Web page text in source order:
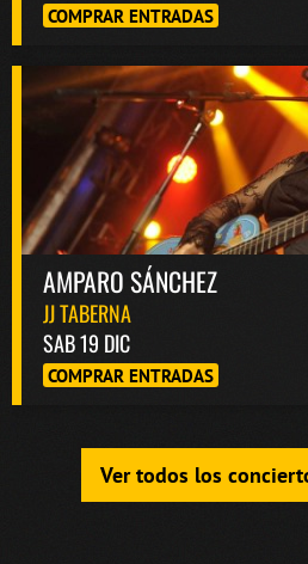
COMPRAR ENTRADAS
AMPARO SÁNCHEZ
JJ TABERNA
SAB 19 DIC
COMPRAR ENTRADAS
Ver todos los